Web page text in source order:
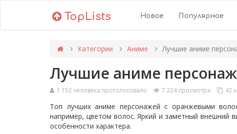
TopLists Новое Популярное
Категории Аниме Лучшие аниме
Лучшие аниме
1 152 человека проголосовало 7 224 просмотра 42
Топ лучших аниме персонажей с оранжевыми
например, цветом волос. Яркий и заметный внешний
особенности характера.